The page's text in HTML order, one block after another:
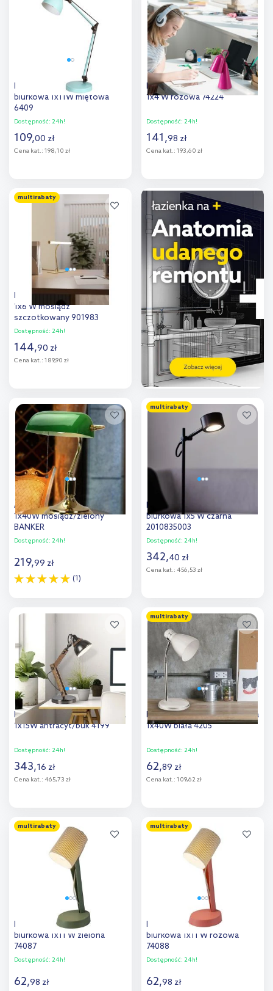
porównania porównania
Rabalux Carter lampa
biurkowa 1x11W miętowa
6409
Dostępność: 24h!
109,00 zł
Cena kat.: 198,10 zł
Dodaj do
porównania
Rabalux Rabal lampa biurkowa
1x4 W różowa 74224
Dostępność: 24h!
141,98 zł
Cena kat.: 193,60 zł
Dodaj do
porównania
multirabaty
Eglo Riccione lampa biurkowa
1x6 W mosiądz
szczotkowany 901983
Dostępność: 24h!
144,90 zł
Cena kat.: 189,90 zł
Dodaj do
porównania
Abigali Home lampa biurkowa
1x40W mosiądz/zielony
BANKER
Dostępność: 24h!
219,99 zł
(1)
porównania
multirabaty
Nordlux Clyde lampa
biurkowa 1x5 W czarna
2010835003
Dostępność: 24h!
342,40 zł
Cena kat.: 456,53 zł
Dodaj do
porównania
Rabalux Aksel lampa biurkowa
1x15W antracyt/buk 4199
Dostępność: 24h!
343,16 zł
Cena kat.: 465,73 zł
Dodaj do
porównania
multirabaty
Rabalux Patric lampa biurkowa
1x40W biała 4205
Dostępność: 24h!
62,89 zł
Cena kat.: 109,62 zł
Dodaj do
porównania
multirabaty
Rabalux Solvet lampa
biurkowa 1x11 W zielona
74087
Dostępność: 24h!
62,98 zł
multirabaty
Rabalux Solvet lampa
biurkowa 1x11 W różowa
74088
Dostępność: 24h!
62,98 zł